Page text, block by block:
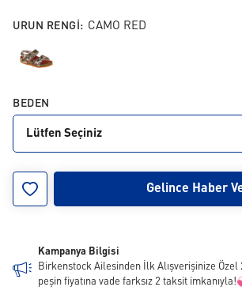
URUN RENGI: CAMO RED
BEDEN
Lütfen Seçiniz
33 34
Gelince Haber
Kampanya Bilgisi
Birkenstock Ailesinden İlk Alışverişinize
peşin fiyatına vade farksız 2 taksit